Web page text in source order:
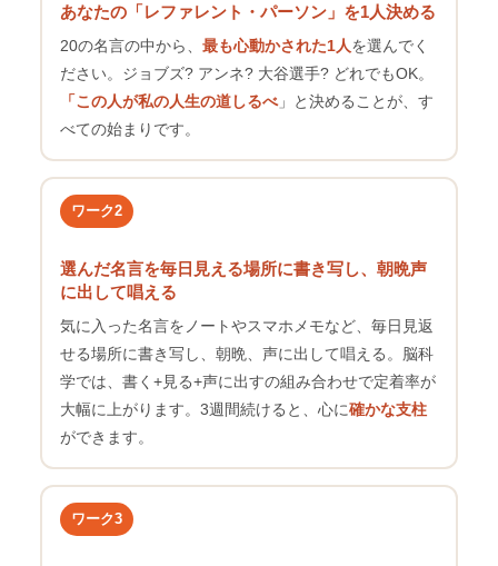
あなたの「レファレント・パーソン」を1人決める
20の名言の中から、 最も心動かされた1人を選んでく
ださい。ジョブズ? アンネ? 大谷選手? どれでもOK。
「この人が私の人生の道しるべ」と決めることが、す
べての始まりです。
ワーク2
選んだ名言を毎日見える場所に書き写し、朝晩声
に出して唱える
気に入った名言をノートやスマホメモなど、毎日見返
せる場所に書き写し、朝晩、声に出して唱える。脳科
学では、書く+見る+声に出すの組み合わせで定着率が
大幅に上がります。3週間続けると、心に確かな支柱
ができます。
ワーク3